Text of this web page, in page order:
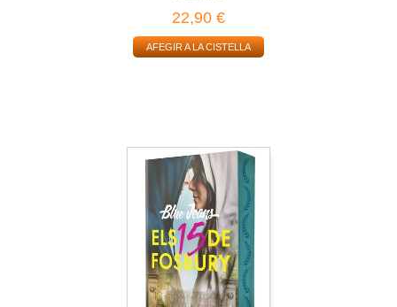
22,90 €
AFEGIR A LA CISTELLA